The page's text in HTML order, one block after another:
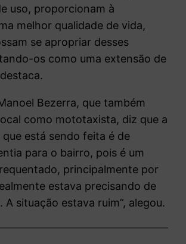
uso, proporcionam à
melhor qualidade de vida,
se apropriar desses
os como uma extensão de
Bezerra, que também
como mototaxista, diz que a
está sendo feita é de
para o bairro, pois é um
principalmente por
estava precisando de
A situação estava ruim”, alegou.